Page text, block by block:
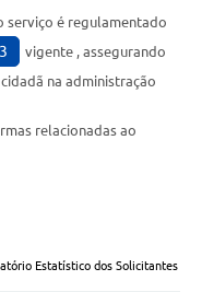
serviço é regulamentado
vigente , assegurando
na administração
relacionadas ao
Estatístico dos Solicitantes